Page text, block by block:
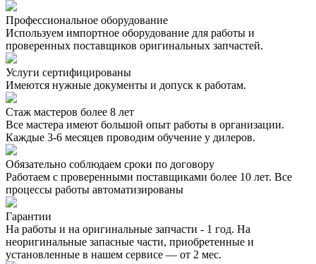
Профессиональное оборудование
Используем импортное оборудование для работы и
проверенных поставщиков оригинальных запчастей.
Услуги сертифицированы
Имеются нужные документы и допуск к работам.
Стаж мастеров более 8 лет
Все мастера имеют большой опыт работы в организации.
Каждые 3-6 месяцев проводим обучение у дилеров.
Обязательно соблюдаем сроки по договору
Работаем с проверенными поставщиками более 10 лет. Все
процессы работы автоматизированы
Гарантии
На работы и на оригинальные запчасти - 1 год. На
неоригинальные запасные части, приобретенные и
установленные в нашем сервисе — от 2 мес.